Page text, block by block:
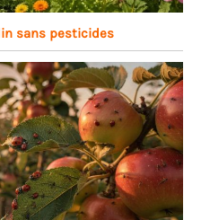
sans pesticides